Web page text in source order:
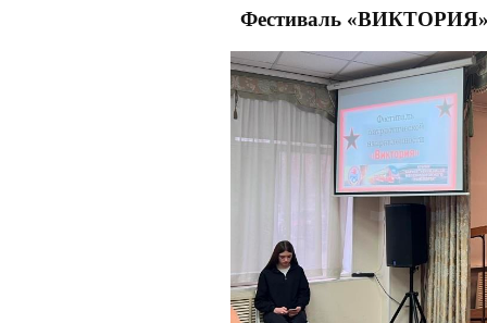
Фестиваль «ВИКТОРИЯ»: